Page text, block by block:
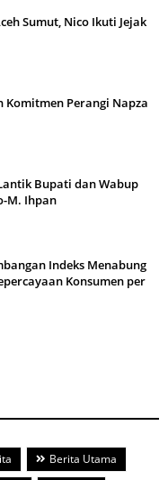
Sumut, Nico Ikuti Jejak
Komitmen Perangi Napza
Bupati dan Wabup
M. Ihpan
Indeks Menabung
Konsumen per
Berita Utama